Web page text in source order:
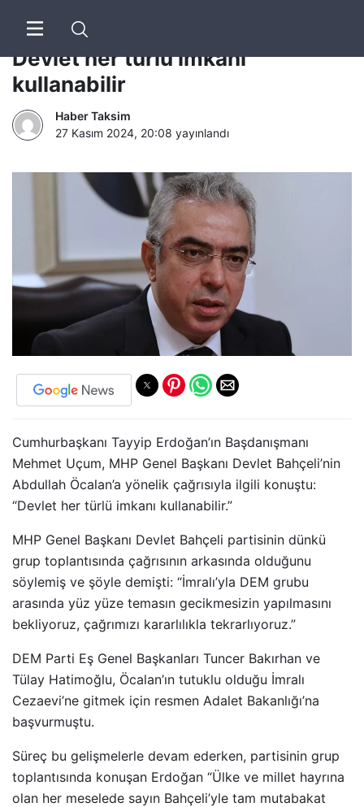
Uçum’dan ‘Öcalan’ açıklaması:
Devlet her türlü imkanı
kullanabilir
Haber Taksim
27 Kasım 2024, 20:08 yayınlandı
Cumhurbaşkanı Tayyip Erdoğan’ın Başdanışmanı
Mehmet Uçum, MHP Genel Başkanı Devlet Bahçeli’nin
Abdullah Öcalan’a yönelik çağrısıyla ilgili konuştu:
“Devlet her türlü imkanı kullanabilir.”
MHP Genel Başkanı Devlet Bahçeli partisinin dünkü
grup toplantısında çağrısının arkasında olduğunu
söylemiş ve şöyle demişti: “İmralı’yla DEM grubu
arasında yüz yüze temasın gecikmesizin yapılmasını
bekliyoruz, çağrımızı kararlılıkla tekrarlıyoruz.”
DEM Parti Eş Genel Başkanları Tuncer Bakırhan ve
Tülay Hatimoğlu, Öcalan’ın tutuklu olduğu İmralı
Cezaevi’ne gitmek için resmen Adalet Bakanlığı’na
başvurmuştu.
Süreç bu gelişmelerle devam ederken, partisinin grup
toplantısında konuşan Erdoğan “Ülke ve millet hayrına
olan her meselede sayın Bahçeli’yle tam mutabakat